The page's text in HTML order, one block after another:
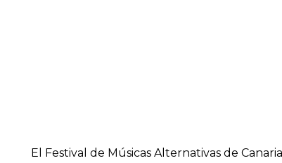
El Festival de Músicas Alternativas de